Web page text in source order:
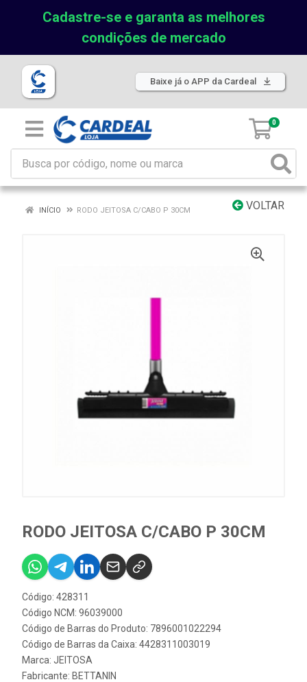
Cadastre-se e garanta as melhores
condições de mercado
Baixe já o APP da Cardeal
0
VOLTAR
INÍCIO RODO JEITOSA C/CABO P 30CM
RODO JEITOSA C/CABO P 30CM
Código: 428311
Código NCM: 96039000
Código de Barras do Produto: 7896001022294
Código de Barras da Caixa: 4428311003019
Marca: JEITOSA
Fabricante: BETTANIN